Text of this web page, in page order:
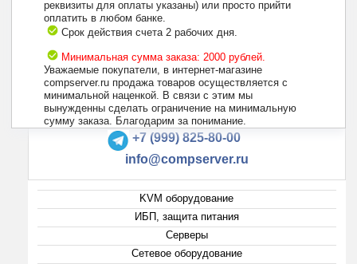
реквизиты для оплаты указаны) или просто прийти
оплатить в любом банке.
Срок действия счета 2 рабочих дня.
Минимальная сумма заказа: 2000 рублей.
Уважаемые покупатели, в интернет-магазине
compserver.ru продажа товаров осуществляется с
минимальной наценкой. В связи с этим мы
вынужденны сделать ограничение на минимальную
сумму заказа. Благодарим за понимание.
+7 (495) 223-13-47
+7 (999) 825-80-00
info@compserver.ru
KVM оборудование
ИБП, защита питания
Серверы
Сетевое оборудование